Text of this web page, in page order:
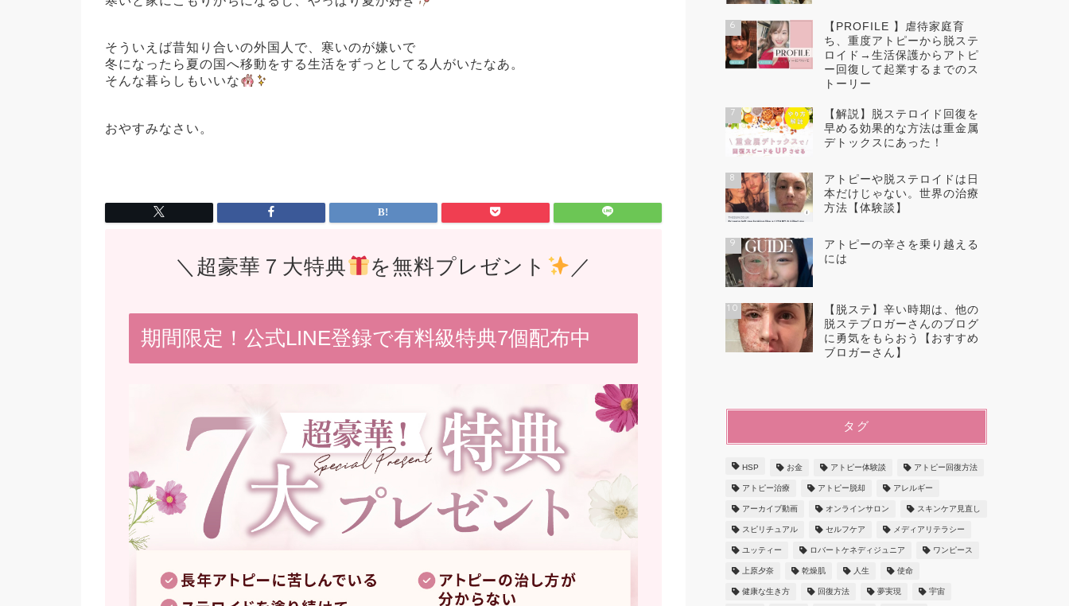
そういえば昔知り合いの外国人で、寒いのが嫌いで
冬になったら夏の国へ移動をする生活をずっとしてる人がいたなあ。
そんな暮らしもいいな
おやすみなさい。
＼超豪華７大特典 を無料プレゼント ／
期間限定！公式LINE登録で有料級特典7個配布中
6
【PROFILE 】虐待家庭育
ち、重度アトピーから脱ステ
ロイド→生活保護からアトピ
ー回復して起業するまでのス
トーリー
7
【解説】脱ステロイド回復を
早める効果的な方法は重金属
デトックスにあった！
8
アトピーや脱ステロイドは日
本だけじゃない。世界の治療
方法【体験談】
9
アトピーの辛さを乗り越える
には
10
【脱ステ】辛い時期は、他の
脱ステブロガーさんのブログ
に勇気をもらおう【おすすめ
ブロガーさん】
タグ
HSP お金 アトピー体験談 アトピー回復方法
アトピー治療 アトピー脱却 アレルギー
アーカイブ動画 オンラインサロン スキンケア見直し
スピリチュアル セルフケア メディアリテラシー
ユッティー ロバートケネディジュニア ワンピース
上原夕奈 乾燥肌 人生 使命
健康な生き方 回復方法 夢実現 宇宙